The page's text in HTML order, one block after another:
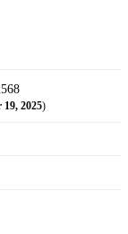
19, 2025)